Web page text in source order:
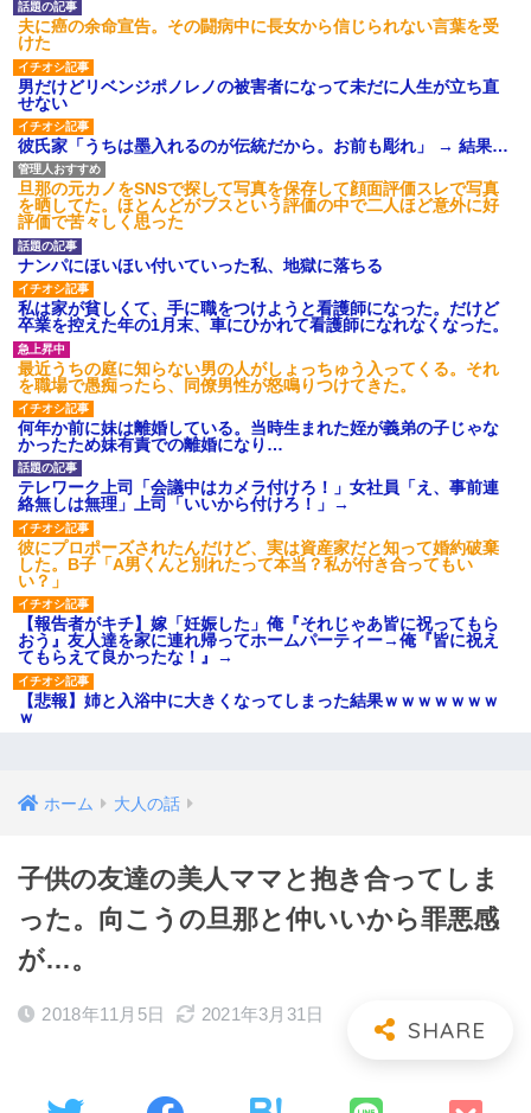
夫に癌の余命宣告。その闘病中に長女から信じられない言葉を受
けた
男だけどリベンジポノレノの被害者になって未だに人生が立ち直
せない
彼氏家「うちは墨入れるのが伝統だから。お前も彫れ」 → 結果…
旦那の元カノをSNSで探して写真を保存して顔面評価スレで写真
を晒してた。ほとんどがブスという評価の中で二人ほど意外に好
評価で苦々しく思った
ナンパにほいほい付いていった私、地獄に落ちる
私は家が貧しくて、手に職をつけようと看護師になった。だけど
卒業を控えた年の1月末、車にひかれて看護師になれなくなった。
最近うちの庭に知らない男の人がしょっちゅう入ってくる。それ
を職場で愚痴ったら、同僚男性が怒鳴りつけてきた。
何年か前に妹は離婚している。当時生まれた姪が義弟の子じゃな
かったため妹有責での離婚になり…
テレワーク上司「会議中はカメラ付けろ！」女社員「え、事前連
絡無しは無理」上司「いいから付けろ！」→
彼にプロポーズされたんだけど、実は資産家だと知って婚約破棄
した。B子「A男くんと別れたって本当？私が付き合ってもい
い？」
【報告者がキチ】嫁「妊娠した」俺『それじゃあ皆に祝ってもら
おう』友人達を家に連れ帰ってホームパーティー→俺『皆に祝え
てもらえて良かったな！』→
【悲報】姉と入浴中に大きくなってしまった結果ｗｗｗｗｗｗｗ
ｗ
ホーム 大人の話
子供の友達の美人ママと抱き合ってしま
った。向こうの旦那と仲いいから罪悪感
が…。
2018年11月5日 2021年3月31日